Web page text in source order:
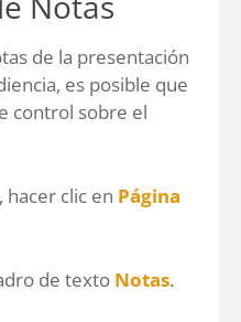
de la presentación
es posible que
control sobre el
hacer clic en Página
de texto Notas.